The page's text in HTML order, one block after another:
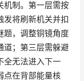
机制。第一层需按
发将刷新机关并扣
题，调整铜镜角度
道；第三层需躲避
全无法进入下一
点在背部能量核